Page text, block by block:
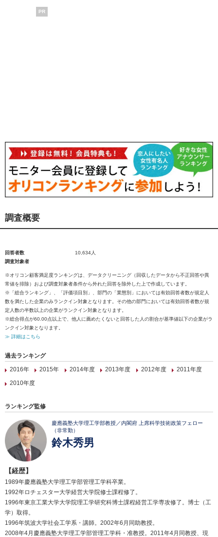
PR
調査概要
回答者数
10,634人
調査対象者
※オリコン顧客満足度ランキングは、データクリーニング（回収したデータから不正回答や異
常値を排除）および調査対象者条件から外れた回答を除外した上で作成しています。
※「総合ランキング」、「評価項目別」、部門の「業態別」においては有効回答者数が規定人
数を満たした企業のみランクイン対象となります。その他の部門においては有効回答者数が規
定人数の半数以上の企業がランクイン対象となります。
※総合得点が60.00点以上で、他人に薦めたくないと回答した人の割合が基準値以下の企業がラ
ンクイン対象となります。
≫ 詳細はこちら
過去ランキング
2016年
2015年 2014年度 2013年度 2012年度
2011年度
2010年度
ランキング監修
慶應義塾大学理工学部教授／内閣府 上席科学技術政策フェロー
（非常勤）
鈴木秀男
【経歴】
1989年慶應義塾大学理工学部管理工学科卒業。
1992年ロチェスター大学経営大学院修士課程修了。
1996年東京工業大学大学院理工学研究科博士課程経営工学専攻修了。博士（工
学）取得。
1996年筑波大学社会工学系・講師。2002年6月同助教授。
2008年4月慶應義塾大学理工学部管理工学科・准教授。2011年4月同教授、現